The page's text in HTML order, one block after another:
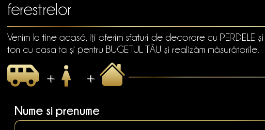
ferestrelor
Venim la tine acasă, îți oferim sfaturi de decorare cu PERDELE și
ton cu casa ta și pentru BUGETUL TĂU și realizăm măsurătorile!
Nume si prenume